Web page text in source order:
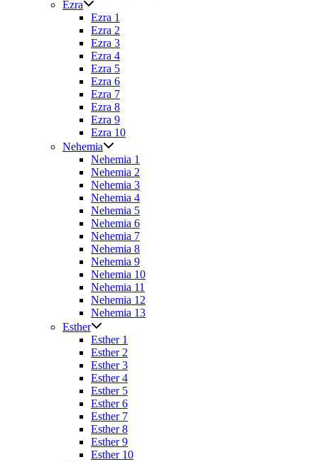
Ezra
Ezra 1
Ezra 2
Ezra 3
Ezra 4
Ezra 5
Ezra 6
Ezra 7
Ezra 8
Ezra 9
Ezra 10
Nehemia
Nehemia 1
Nehemia 2
Nehemia 3
Nehemia 4
Nehemia 5
Nehemia 6
Nehemia 7
Nehemia 8
Nehemia 9
Nehemia 10
Nehemia 11
Nehemia 12
Nehemia 13
Esther
Esther 1
Esther 2
Esther 3
Esther 4
Esther 5
Esther 6
Esther 7
Esther 8
Esther 9
Esther 10